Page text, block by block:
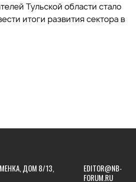
Тульской области стало
итоги развития сектора в
ДОМ 8/13,
EDITOR@NB-
FORUM.RU